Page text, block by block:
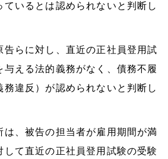
ているとは認められないと判断し
告らに対し、直近の正社員登用試
与える法的義務がなく、債務不履
務違反）が認められないと判断し
は、被告の担当者が雇用期間が満
して直近の正社員登用試験の受験